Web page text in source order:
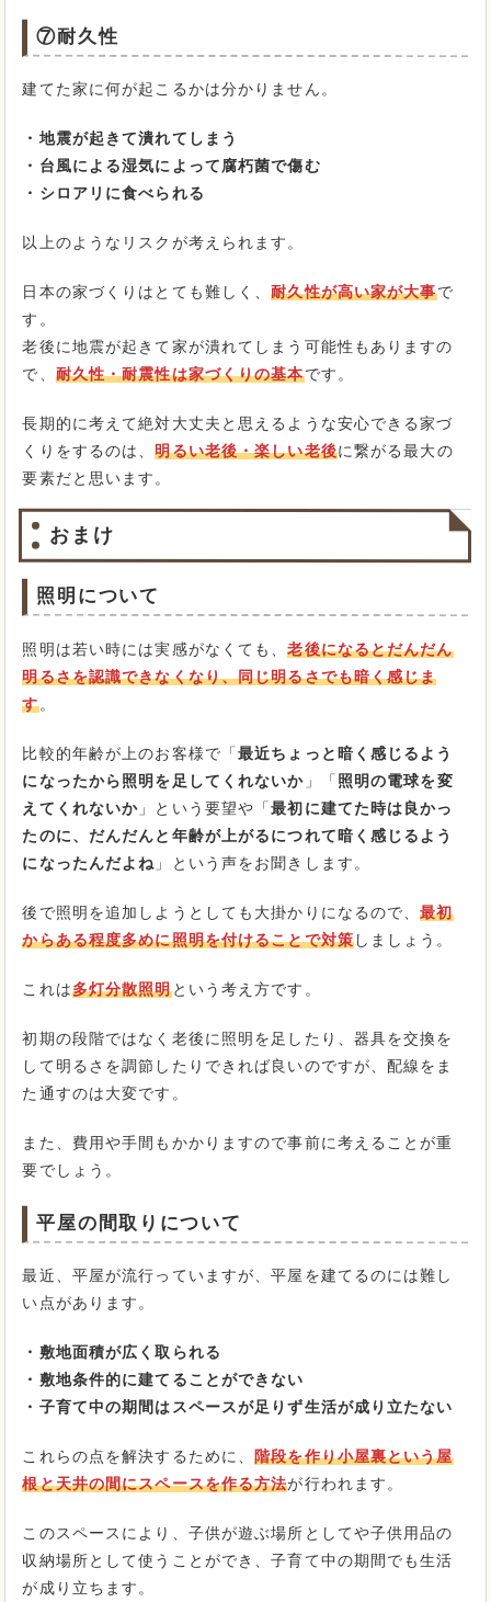
⑦耐久性
建てた家に何が起こるかは分かりません。
・地震が起きて潰れてしまう
・台風による湿気によって腐朽菌で傷む
・シロアリに食べられる
以上のようなリスクが考えられます。
日本の家づくりはとても難しく、耐久性が高い家が大事で
す。
老後に地震が起きて家が潰れてしまう可能性もありますの
で、 耐久性・耐震性は家づくりの基本です。
長期的に考えて絶対大丈夫と思えるような安心できる家づ
くりをするのは、明るい老後・楽しい老後に繋がる最大の
要素だと思います。
おまけ
照明について
照明は若い時には実感がなくても、老後になるとだんだん
明るさを認識できなくなり、同じ明るさでも暗く感じま
す。
比較的年齢が上のお客様で「最近ちょっと暗く感じるよう
になったから照明を足してくれないか 」「 照明の電球を変
えてくれないか 」という要望や「最初に建てた時は良かっ
たのに、だんだんと年齢が上がるにつれて暗く感じるよう
になったんだよね 」という声をお聞きします。
後で照明を追加しようとしても大掛かりになるので、最初
からある程度多めに照明を付けることで対策しましょう。
これは多灯分散照明という考え方です。
初期の段階ではなく老後に照明を足したり、器具を交換を
して明るさを調節したりできれば良いのですが、配線をま
た通すのは大変です。
また、費用や手間もかかりますので事前に考えることが重
要でしょう。
平屋の間取りについて
最近、平屋が流行っていますが、平屋を建てるのには難し
い点があります。
・敷地面積が広く取られる
・敷地条件的に建てることができない
・子育て中の期間はスペースが足りず生活が成り立たない
これらの点を解決するために、階段を作り小屋裏という屋
根と天井の間にスペースを作る方法が行われます。
このスペースにより、子供が遊ぶ場所としてや子供用品の
収納場所として使うことができ、子育て中の期間でも生活
が成り立ちます。